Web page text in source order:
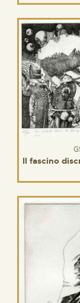
Il fascino